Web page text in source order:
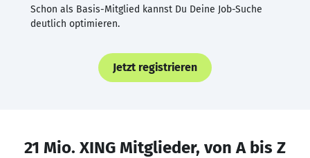
Schon als Basis-Mitglied kannst Du Deine Job-Suche
deutlich optimieren.
Jetzt registrieren
21 Mio. XING Mitglieder, von A bis Z